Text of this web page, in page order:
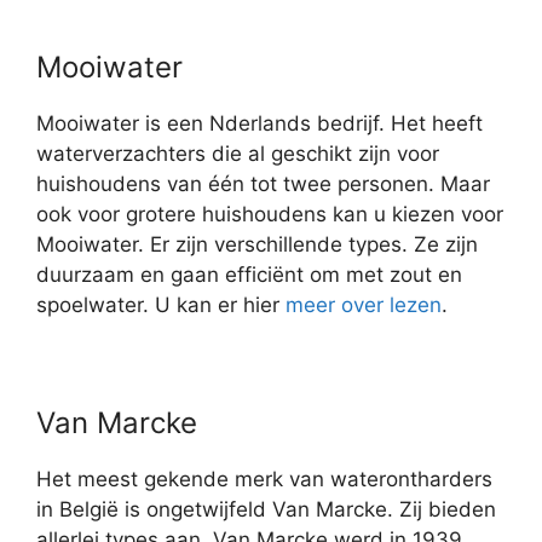
Mooiwater
Mooiwater is een Nderlands bedrijf. Het heeft
waterverzachters die al geschikt zijn voor
huishoudens van één tot twee personen. Maar
ook voor grotere huishoudens kan u kiezen voor
Mooiwater. Er zijn verschillende types. Ze zijn
duurzaam en gaan efficiënt om met zout en
spoelwater. U kan er hier meer over lezen.
Van Marcke
Het meest gekende merk van waterontharders
in België is ongetwijfeld Van Marcke. Zij bieden